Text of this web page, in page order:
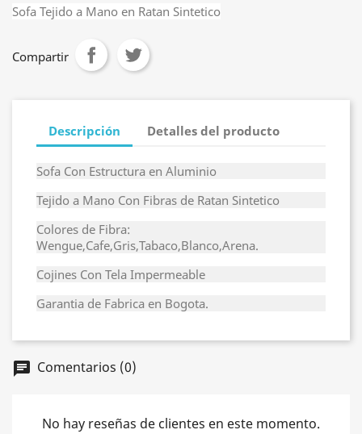
Sofa Tejido a Mano en Ratan Sintetico
Compartir
Descripción Detalles del producto
Sofa Con Estructura en Aluminio
Tejido a Mano Con Fibras de Ratan Sintetico
Colores de Fibra:
Wengue,Cafe,Gris,Tabaco,Blanco,Arena.
Cojines Con Tela Impermeable
Garantia de Fabrica en Bogota.
chat Comentarios (0)
No hay reseñas de clientes en este momento.